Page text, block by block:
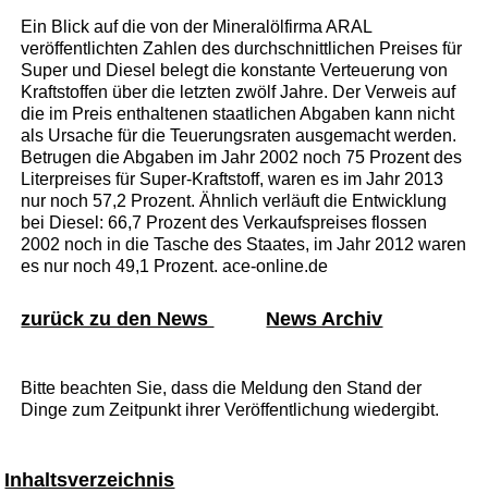
Ein Blick auf die von der Mineralölfirma ARAL
veröffentlichten Zahlen des durchschnittlichen Preises für
Super und Diesel belegt die konstante Verteuerung von
Kraftstoffen über die letzten zwölf Jahre. Der Verweis auf
die im Preis enthaltenen staatlichen Abgaben kann nicht
als Ursache für die Teuerungsraten ausgemacht werden.
Betrugen die Abgaben im Jahr 2002 noch 75 Prozent des
Literpreises für Super-Kraftstoff, waren es im Jahr 2013
nur noch 57,2 Prozent. Ähnlich verläuft die Entwicklung
bei Diesel: 66,7 Prozent des Verkaufspreises flossen
2002 noch in die Tasche des Staates, im Jahr 2012 waren
es nur noch 49,1 Prozent. ace-online.de
zurück zu den News News Archiv
Bitte beachten Sie, dass die Meldung den Stand der
Dinge zum Zeitpunkt ihrer Veröffentlichung wiedergibt.
Inhaltsverzeichnis